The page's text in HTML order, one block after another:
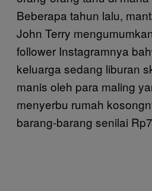
Beberapa tahun lalu,
John Terry
follower Instagramnya
keluarga sedang liburan
manis oleh para maling
menyerbu rumah
barang-barang senilai